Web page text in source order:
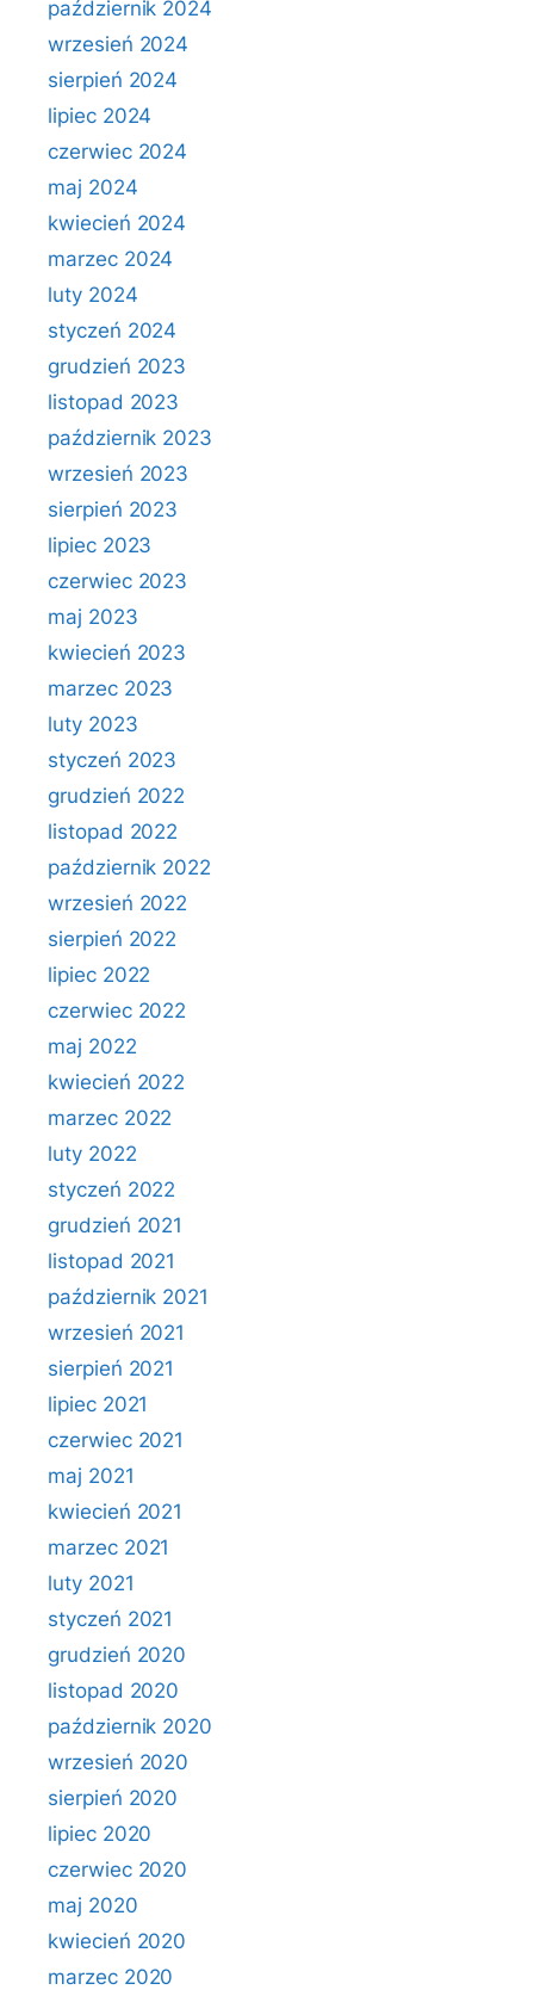
październik 2024
wrzesień 2024
sierpień 2024
lipiec 2024
czerwiec 2024
maj 2024
kwiecień 2024
marzec 2024
luty 2024
styczeń 2024
grudzień 2023
listopad 2023
październik 2023
wrzesień 2023
sierpień 2023
lipiec 2023
czerwiec 2023
maj 2023
kwiecień 2023
marzec 2023
luty 2023
styczeń 2023
grudzień 2022
listopad 2022
październik 2022
wrzesień 2022
sierpień 2022
lipiec 2022
czerwiec 2022
maj 2022
kwiecień 2022
marzec 2022
luty 2022
styczeń 2022
grudzień 2021
listopad 2021
październik 2021
wrzesień 2021
sierpień 2021
lipiec 2021
czerwiec 2021
maj 2021
kwiecień 2021
marzec 2021
luty 2021
styczeń 2021
grudzień 2020
listopad 2020
październik 2020
wrzesień 2020
sierpień 2020
lipiec 2020
czerwiec 2020
maj 2020
kwiecień 2020
marzec 2020